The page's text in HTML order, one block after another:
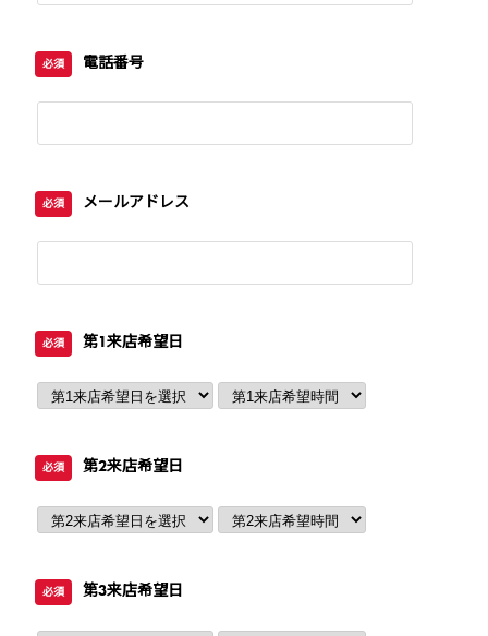
必須 電話番号
必須 メールアドレス
必須 第1来店希望日
必須 第2来店希望日
必須 第3来店希望日